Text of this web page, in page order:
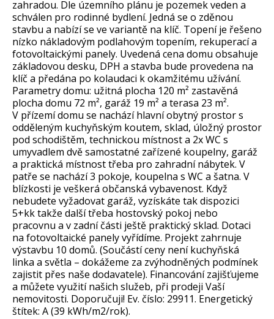
zahradou. Dle územního plánu je pozemek veden a
schválen pro rodinné bydlení. Jedná se o zděnou
stavbu a nabízí se ve variantě na klíč. Topení je řešeno
nízko nákladovým podlahovým topením, rekuperací a
fotovoltaickými panely. Uvedená cena domu obsahuje
základovou desku, DPH a stavba bude provedena na
klíč a předána po kolaudaci k okamžitému užívání.
Parametry domu: užitná plocha 120 m² zastavěná
plocha domu 72 m², garáž 19 m² a terasa 23 m².
V přízemí domu se nachází hlavní obytný prostor s
odděleným kuchyňským koutem, sklad, úložný prostor
pod schodištěm, technickou místnost a 2x WC s
umyvadlem dvě samostatné zařízené koupelny, garáž
a praktická místnost třeba pro zahradní nábytek. V
patře se nachází 3 pokoje, koupelna s WC a šatna. V
blízkosti je veškerá občanská vybavenost. Když
nebudete vyžadovat garáž, vyzískáte tak dispozici
5+kk takže další třeba hostovský pokoj nebo
pracovnu a v zadní části ještě praktický sklad. Dotaci
na fotovoltaické panely vyřídíme. Projekt zahrnuje
výstavbu 10 domů. (Součástí ceny není kuchyňská
linka a světla – dokážeme za zvýhodněných podmínek
zajistit přes naše dodavatele). Financování zajišťujeme
a můžete využití našich služeb, při prodeji Vaší
nemovitosti. Doporučuji! Ev. číslo: 29911. Energetický
štítek: A (39 kWh/m2/rok).